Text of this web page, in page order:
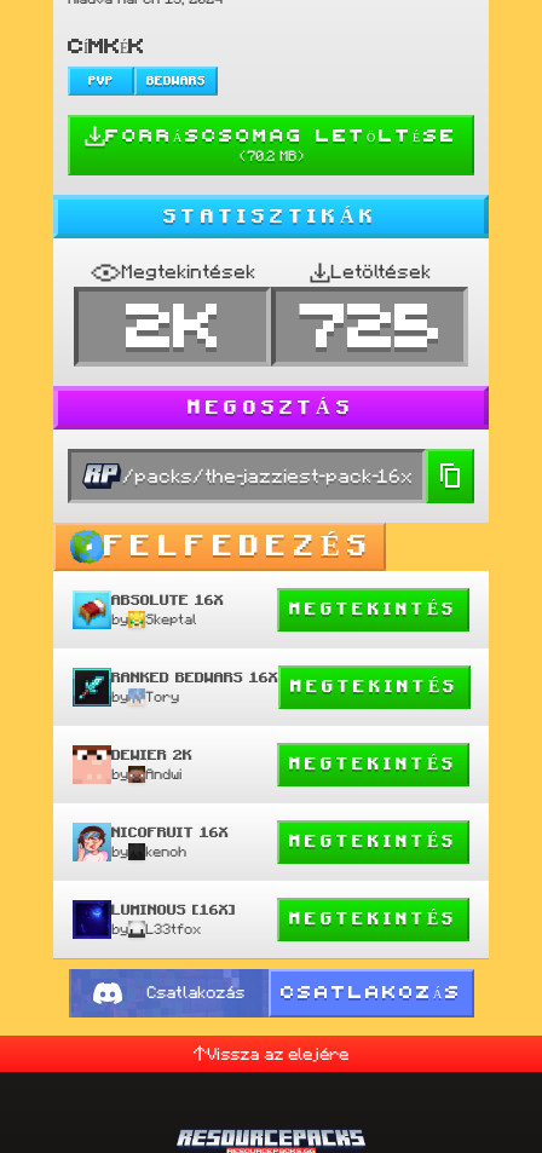
CÍMKÉK
PVP BEDWARS
FORRÁSCSOMAG LETÖLTÉSE
(70.2 MB)
STATISZTIKÁK
Megtekintések
2K
Letöltések
725
MEGOSZTÁS
/packs/the-jazziest-pack-16x
FELFEDEZÉS
ABSOLUTE 16X
by Skeptal
MEGTEKINTÉS
RANKED BEDWARS 16X
by Tory
MEGTEKINTÉS
DEWIER 2K
by Andwi
MEGTEKINTÉS
NICOFRUIT 16X
by kenoh
MEGTEKINTÉS
LUMINOUS [16X]
by L33tfox
MEGTEKINTÉS
Csatlakozás CSATLAKOZÁS
Vissza az elejére